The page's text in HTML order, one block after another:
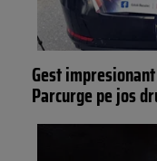
Gest
Parcurge pe jos